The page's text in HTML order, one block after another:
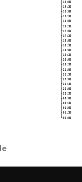
14:00
14:30
15:00
15:30
16:00
16:30
17:00
17:30
18:00
18:30
19:00
19:30
20:00
20:30
21:00
21:30
22:00
22:30
23:00
23:30
00:00
00:30
01:00
01:30
02:00